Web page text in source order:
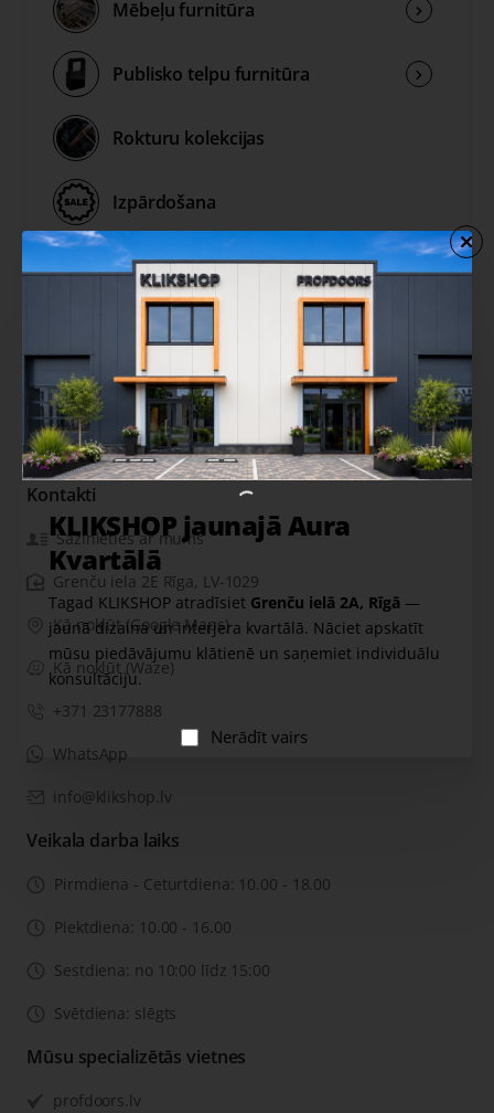
KLIKSHOP jaunajā Aura
Kvartālā
Tagad KLIKSHOP atradīsiet Grenču ielā 2A, Rīgā —
jaunā dizaina un interjera kvartālā. Nāciet apskatīt
mūsu piedāvājumu klātienē un saņemiet individuālu
konsultāciju.
Nerādīt vairs
Mēbeļu furnitūra
Publisko telpu furnitūra
Rokturu kolekcijas
Izpārdošana
Kontakti
Sazinieties ar mums
Grenču iela 2E Rīga, LV-1029
Kā nokļūt (Google Maps)
Kā nokļūt (Waze)
+371 23177888
WhatsApp
info@klikshop.lv
Veikala darba laiks
Pirmdiena - Ceturtdiena: 10.00 - 18.00
Piektdiena: 10.00 - 16.00
Sestdiena: no 10:00 līdz 15:00
Svētdiena: slēgts
Mūsu specializētās vietnes
profdoors.lv